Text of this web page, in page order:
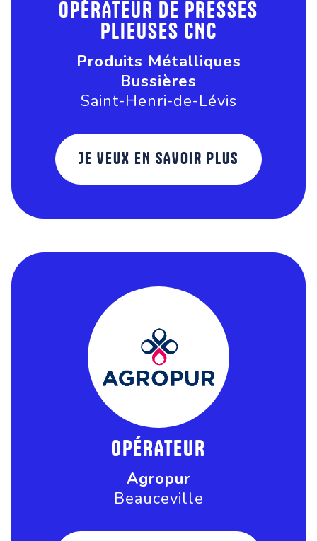
OPÉRATEUR DE PRESSES
PLIEUSES CNC
Produits Métalliques
Bussières
Saint-Henri-de-Lévis
JE VEUX EN SAVOIR PLUS
OPÉRATEUR
Agropur
Beauceville